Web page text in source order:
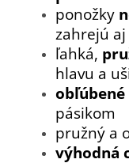
ponožky
zahrejú
ľahká,
hlavu a
pásikom
pružný a
výhodná